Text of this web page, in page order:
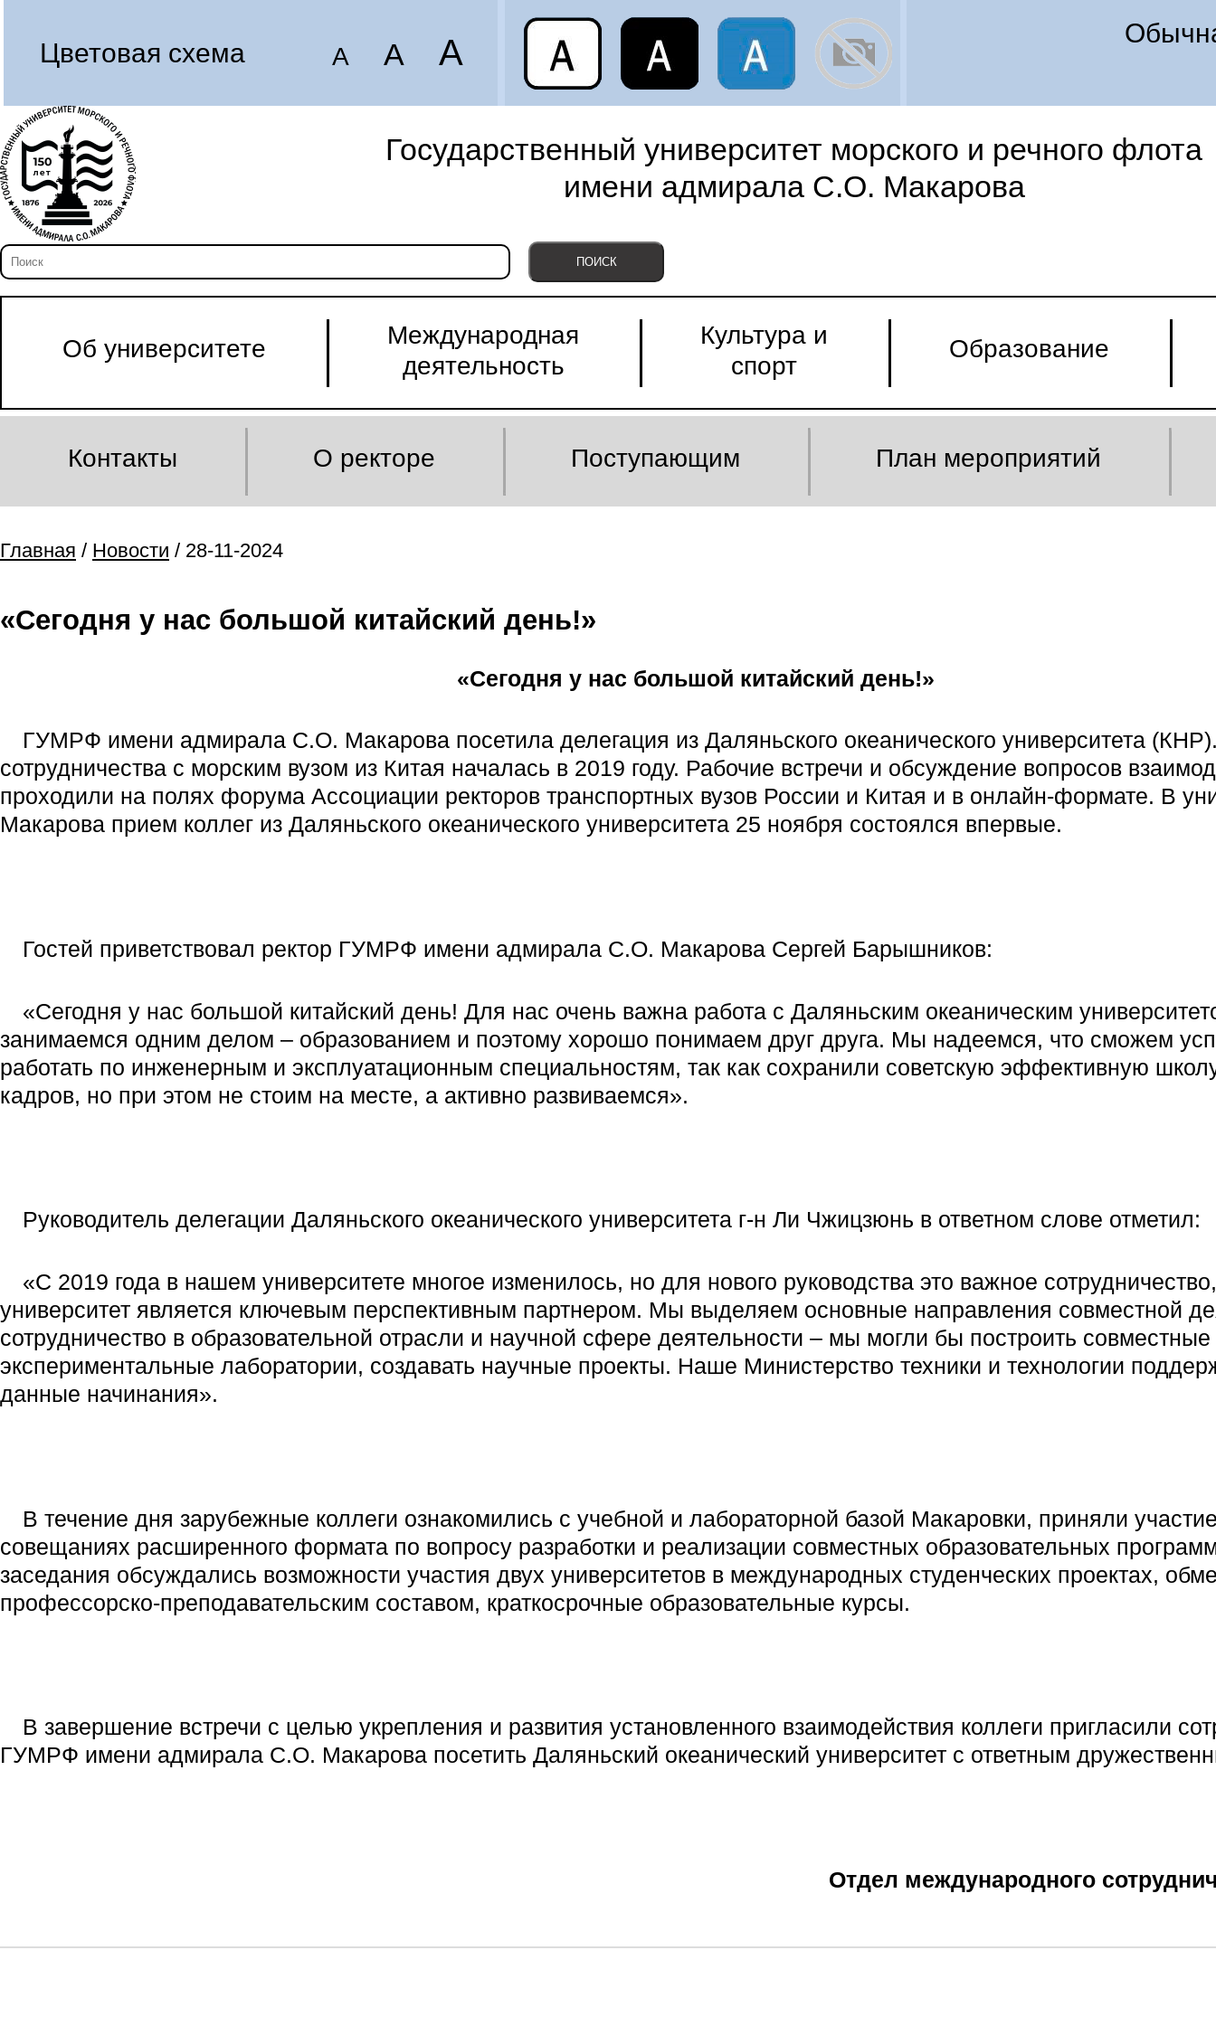
Цветовая схема A A A
Государственный университет морского и речного флота
имени адмирала С.О. Макарова
Об университете
Международная
деятельность
Культура и
спорт
Образование
Контакты О ректоре Поступающим План мероприятий
Главная / Новости / 28-11-2024
«Сегодня у нас большой китайский день!»
«Сегодня у нас большой китайский день!»
ГУМРФ имени адмирала С.О. Макарова посетила делегация из Даляньского океанического университета
сотрудничества с морским вузом из Китая началась в 2019 году. Рабочие встречи и обсуждение вопросов
проходили на полях форума Ассоциации ректоров транспортных вузов России и Китая и в онлайн-формате. В
Макарова прием коллег из Даляньского океанического университета 25 ноября состоялся впервые.
Гостей приветствовал ректор ГУМРФ имени адмирала С.О. Макарова Сергей Барышников:
«Сегодня у нас большой китайский день! Для нас очень важна работа с Даляньским океаническим
занимаемся одним делом – образованием и поэтому хорошо понимаем друг друга. Мы надеемся, что сможем
работать по инженерным и эксплуатационным специальностям, так как сохранили советскую эффективную
кадров, но при этом не стоим на месте, а активно развиваемся».
Руководитель делегации Даляньского океанического университета г-н Ли Чжицзюнь в ответном слове отметил:
«С 2019 года в нашем университете многое изменилось, но для нового руководства это важное
университет является ключевым перспективным партнером. Мы выделяем основные направления совместной
сотрудничество в образовательной отрасли и научной сфере деятельности – мы могли бы построить совместные
экспериментальные лаборатории, создавать научные проекты. Наше Министерство техники и технологии
данные начинания».
В течение дня зарубежные коллеги ознакомились с учебной и лабораторной базой Макаровки, приняли
совещаниях расширенного формата по вопросу разработки и реализации совместных образовательных
заседания обсуждались возможности участия двух университетов в международных студенческих проектах,
профессорско-преподавательским составом, краткосрочные образовательные курсы.
В завершение встречи с целью укрепления и развития установленного взаимодействия коллеги пригласили
ГУМРФ имени адмирала С.О. Макарова посетить Даляньский океанический университет с ответным
Отдел международного